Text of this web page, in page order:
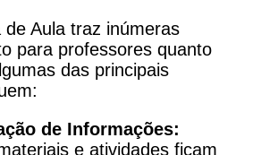
de Aula traz inúmeras
para professores quanto
das principais
de Informações:
e atividades ficam